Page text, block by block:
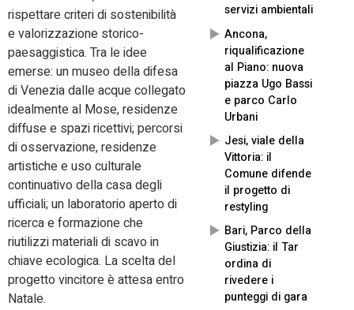
servizi ambientali
Ancona,
riqualificazione
al Piano: nuova
piazza Ugo Bassi
e parco Carlo
Urbani
Jesi, viale della
Vittoria: il
Comune difende
il progetto di
restyling
Bari, Parco della
Giustizia: il Tar
ordina di
rivedere i
punteggi di gara
rispettare criteri di sostenibilità
e valorizzazione storico-
paesaggistica. Tra le idee
emerse: un museo della difesa
di Venezia dalle acque collegato
idealmente al Mose, residenze
diffuse e spazi ricettivi; percorsi
di osservazione, residenze
artistiche e uso culturale
continuativo della casa degli
ufficiali; un laboratorio aperto di
ricerca e formazione che
riutilizzi materiali di scavo in
chiave ecologica. La scelta del
progetto vincitore è attesa entro
Natale.